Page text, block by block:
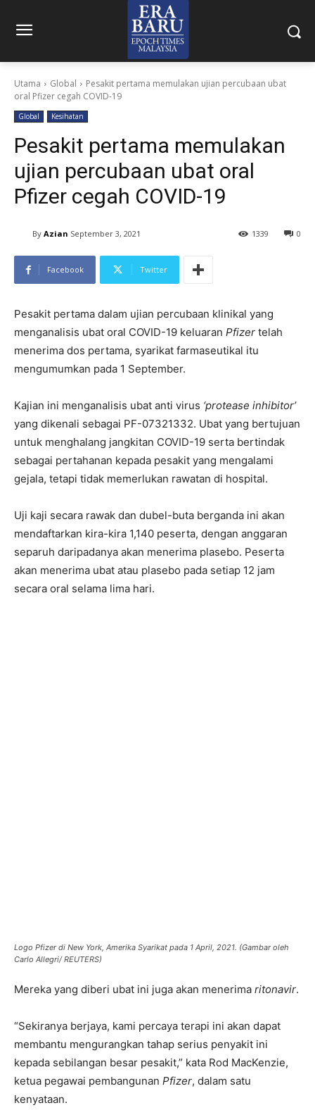
Utama Global
Pesakit pertama memulakan ujian percubaan ubat
oral Pfizer cegah COVID-19
Global Kesihatan
Pesakit pertama memulakan
ujian percubaan ubat oral
Pfizer cegah COVID-19
By Azian September 3, 2021 0
1339
Facebook Twitter
Pesakit pertama dalam ujian percubaan klinikal yang
menganalisis ubat oral COVID-19 keluaran Pfizer telah
menerima dos pertama, syarikat farmaseutikal itu
mengumumkan pada 1 September.
Kajian ini menganalisis ubat anti virus ‘protease inhibitor’
yang dikenali sebagai PF-07321332. Ubat yang bertujuan
untuk menghalang jangkitan COVID-19 serta bertindak
sebagai pertahanan kepada pesakit yang mengalami
gejala, tetapi tidak memerlukan rawatan di hospital.
Uji kaji secara rawak dan dubel-buta berganda ini akan
mendaftarkan kira-kira 1,140 peserta, dengan anggaran
separuh daripadanya akan menerima plasebo. Peserta
akan menerima ubat atau plasebo pada setiap 12 jam
secara oral selama lima hari.
Logo Pfizer di New York, Amerika Syarikat pada 1 April, 2021. (Gambar oleh
Carlo Allegri/ REUTERS)
Mereka yang diberi ubat ini juga akan menerima ritonavir.
“Sekiranya berjaya, kami percaya terapi ini akan dapat
membantu mengurangkan tahap serius penyakit ini
kepada sebilangan besar pesakit,” kata Rod MacKenzie,
ketua pegawai pembangunan Pfizer, dalam satu
kenyataan.